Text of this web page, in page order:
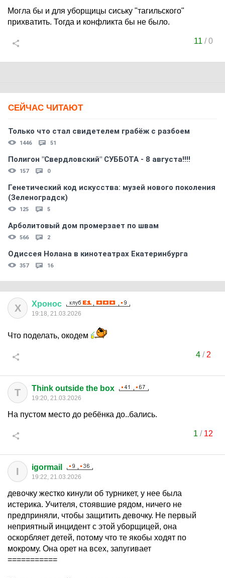
Могла бы и для уборщицы сиську "тагильского"
прихватить. Тогда и конфликта бы не было.
11 /0
СЕЙЧАС ЧИТАЮТ
Только что стал свидетелем грабёж с разбоем
1446 51
Полигон "Свердловский" СУББОТА - 8 августа!!!!
157 0
Генетический код искусства: музей нового поколения
(Зеленоградск)
125 5
Арболитовый дом промерзает по швам
566 2
Одиссея Нолана в кинотеатрах Екатеринбурга
357 16
Х Хронос
19:18, 21.03.2026
Что поделать, окодем
4/ 2
T Think outside the box
19:20, 21.03.2026
На пустом место до ребёнка до..бались.
1 / 12
I igormail
19:22, 21.03.2026
девочку жестко кинули об турникет, у нее была
истерика. Учителя, стоявшие рядом, ничего не
предприняли, чтобы защитить девочку. Не первый
неприятный инцидент с этой уборщицей, она
оскорбляет детей, потому что те якобы ходят по
мокрому. Она орет на всех, запугивает
===========